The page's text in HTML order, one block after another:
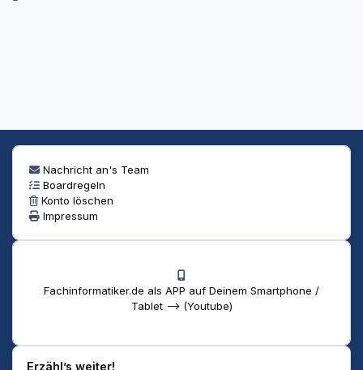
Nachricht an's Team
Boardregeln
Konto löschen
Impressum
Fachinformatiker.de als APP auf Deinem Smartphone /
Tablet --> (Youtube)
Erzähl’s weiter!